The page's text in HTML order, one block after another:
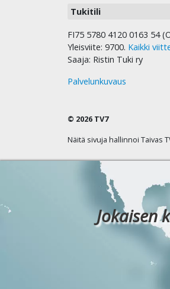
Tukitili
FI75 5780 4120 0163 54
Yleisviite: 9700. Kaikki
Saaja: Ristin Tuki ry
Palvelunkuvaus
© 2026 TV7
Näitä sivuja hallinnoi Taivas
Jokaisen